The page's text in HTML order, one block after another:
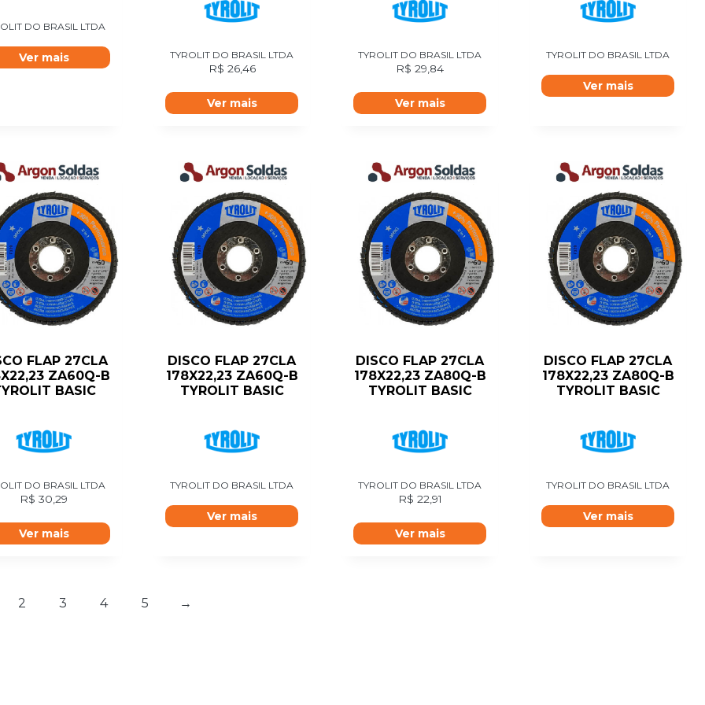
DO BRASIL LTDA
Ver mais TYROLIT DO BRASIL LTDA
R$ 26,46
Ver mais
TYROLIT DO BRASIL LTDA
R$ 29,84
Ver mais
TYROLIT DO BRASIL LTDA
Ver mais
FLAP 27CLA
ZA60Q-B
BASIC
DO BRASIL LTDA
R$ 30,29
Ver mais
DISCO FLAP 27CLA
178X22,23 ZA60Q-B
TYROLIT BASIC
TYROLIT DO BRASIL LTDA
Ver mais
DISCO FLAP 27CLA
178X22,23 ZA80Q-B
TYROLIT BASIC
TYROLIT DO BRASIL LTDA
R$ 22,91
Ver mais
DISCO FLAP 27CLA
178X22,23 ZA80Q-B
TYROLIT BASIC
TYROLIT DO BRASIL LTDA
Ver mais
2 3 4 5 →